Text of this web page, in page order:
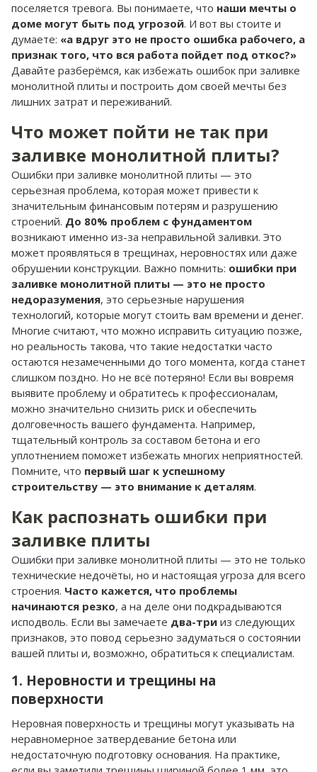
поселяется тревога. Вы понимаете, что наши мечты о
доме могут быть под угрозой. И вот вы стоите и
думаете: «а вдруг это не просто ошибка рабочего, а
признак того, что вся работа пойдет под откос?»
Давайте разберёмся, как избежать ошибок при заливке
монолитной плиты и построить дом своей мечты без
лишних затрат и переживаний.
Что может пойти не так при
заливке монолитной плиты?
Ошибки при заливке монолитной плиты — это
серьезная проблема, которая может привести к
значительным финансовым потерям и разрушению
строений. До 80% проблем с фундаментом
возникают именно из-за неправильной заливки. Это
может проявляться в трещинах, неровностях или даже
обрушении конструкции. Важно помнить: ошибки при
заливке монолитной плиты — это не просто
недоразумения, это серьезные нарушения
технологий, которые могут стоить вам времени и денег.
Многие считают, что можно исправить ситуацию позже,
но реальность такова, что такие недостатки часто
остаются незамеченными до того момента, когда станет
слишком поздно. Но не всё потеряно! Если вы вовремя
выявите проблему и обратитесь к профессионалам,
можно значительно снизить риск и обеспечить
долговечность вашего фундамента. Например,
тщательный контроль за составом бетона и его
уплотнением поможет избежать многих неприятностей.
Помните, что первый шаг к успешному
строительству — это внимание к деталям.
Как распознать ошибки при
заливке плиты
Ошибки при заливке монолитной плиты — это не только
технические недочёты, но и настоящая угроза для всего
строения. Часто кажется, что проблемы
начинаются резко, а на деле они подкрадываются
исподволь. Если вы замечаете два-три из следующих
признаков, это повод серьезно задуматься о состоянии
вашей плиты и, возможно, обратиться к специалистам.
1. Неровности и трещины на
поверхности
Неровная поверхность и трещины могут указывать на
неравномерное затвердевание бетона или
недостаточную подготовку основания. На практике,